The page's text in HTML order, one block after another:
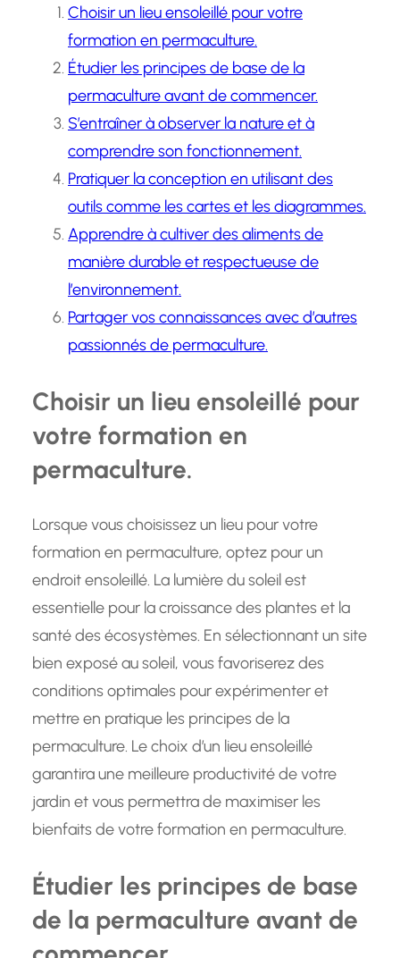
Choisir un lieu ensoleillé pour votre
formation en permaculture.
Étudier les principes de base de la
permaculture avant de commencer.
S’entraîner à observer la nature et à
comprendre son fonctionnement.
Pratiquer la conception en utilisant des
outils comme les cartes et les diagrammes.
Apprendre à cultiver des aliments de
manière durable et respectueuse de
l’environnement.
Partager vos connaissances avec d’autres
passionnés de permaculture.
Choisir un lieu ensoleillé pour
votre formation en
permaculture.
Lorsque vous choisissez un lieu pour votre
formation en permaculture, optez pour un
endroit ensoleillé. La lumière du soleil est
essentielle pour la croissance des plantes et la
santé des écosystèmes. En sélectionnant un site
bien exposé au soleil, vous favoriserez des
conditions optimales pour expérimenter et
mettre en pratique les principes de la
permaculture. Le choix d’un lieu ensoleillé
garantira une meilleure productivité de votre
jardin et vous permettra de maximiser les
bienfaits de votre formation en permaculture.
Étudier les principes de base
de la permaculture avant de